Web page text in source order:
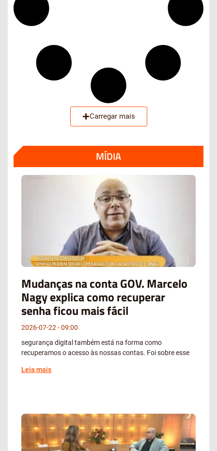
Carregar mais
MÍDIA
Mudanças na conta GOV. Marcelo
Nagy explica como recuperar
senha ficou mais fácil
2026-07-22
09:00
segurança digital também está na forma como
recuperamos o acesso às nossas contas. Foi sobre esse
Leia mais